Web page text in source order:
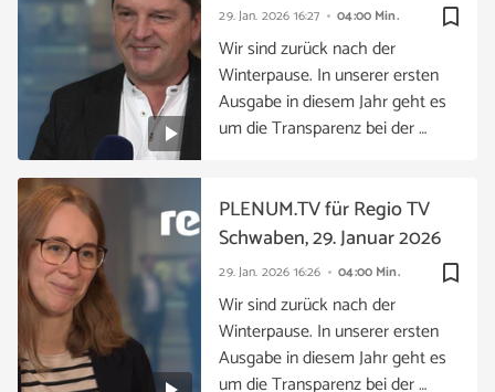
bookmark_border
29. Jan. 2026 16:27 04:00 Min.
Wir sind zurück nach der
Winterpause. In unserer ersten
Ausgabe in diesem Jahr geht es
um die Transparenz bei der …
bookmark_border
29. Jan. 2026 16:26 04:00 Min.
PLENUM.TV für Regio TV
Schwaben, 29. Januar 2026
Wir sind zurück nach der
Winterpause. In unserer ersten
Ausgabe in diesem Jahr geht es
um die Transparenz bei der …